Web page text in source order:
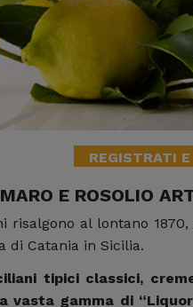
REGISTRATI
E ROSOLIO
risalgono al lontano
di Catania in Sicilia.
tipici classici,
vasta gamma di